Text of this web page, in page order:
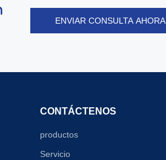
ENVIAR CONSULTA AHORA
CONTÁCTENOS
productos
Servicio